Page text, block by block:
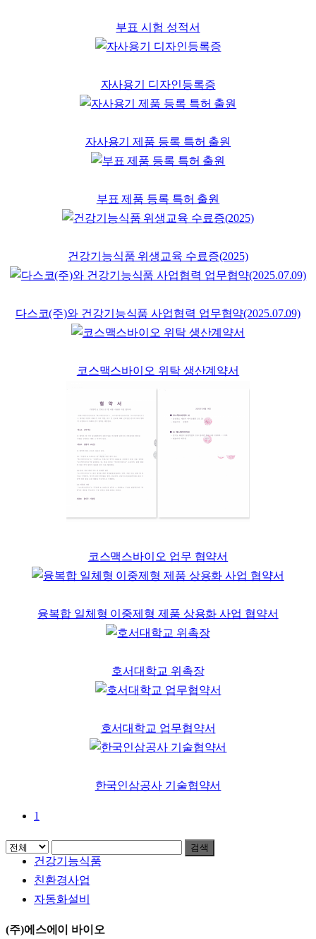
부표 시험 성적서
자사용기 디자인등록증
자사용기 제품 등록 특허 출원
부표 제품 등록 특허 출원
건강기능식품 위생교육 수료증(2025)
다스코(주)와 건강기능식품 사업협력 업무협약(2025.07.09)
코스맥스바이오 위탁 생산계약서
코스맥스바이오 업무 협약서
융복합 일체형 이중제형 제품 상용화 사업 협약서
호서대학교 위촉장
호서대학교 업무협약서
한국인삼공사 기술협약서
1
검색
Menu
건강기능식품
친환경사업
자동화설비
(주)에스에이 바이오